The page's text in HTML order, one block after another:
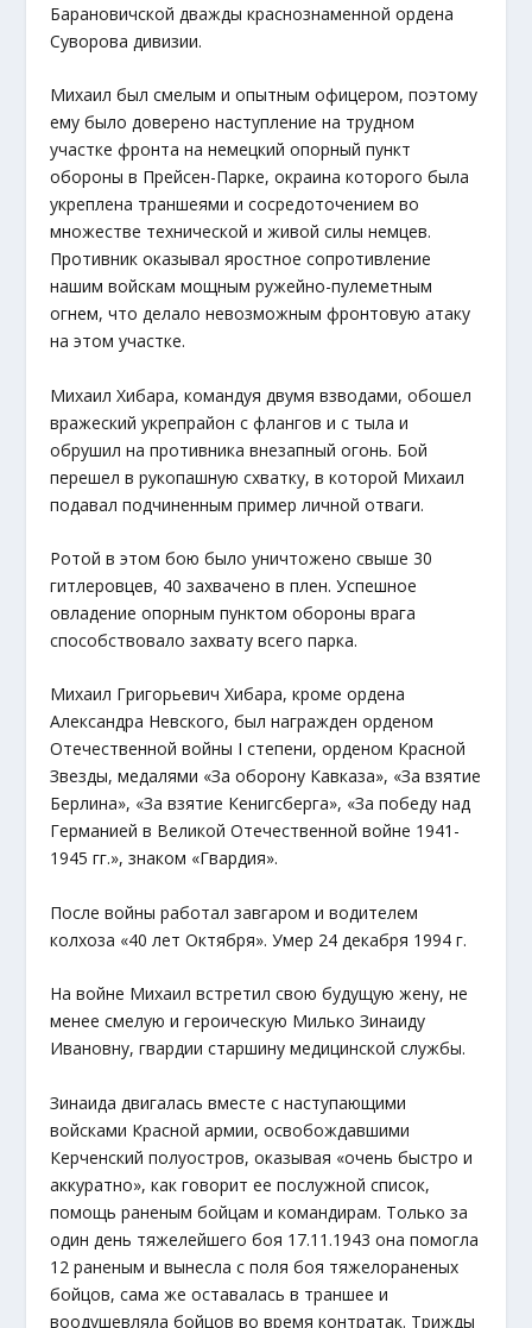
Барановичской дважды краснознаменной ордена
Суворова дивизии.
Михаил был смелым и опытным офицером, поэтому
ему было доверено наступление на трудном
участке фронта на немецкий опорный пункт
обороны в Прейсен-Парке, окраина которого была
укреплена траншеями и сосредоточением во
множестве технической и живой силы немцев.
Противник оказывал яростное сопротивление
нашим войскам мощным ружейно-пулеметным
огнем, что делало невозможным фронтовую атаку
на этом участке.
Михаил Хибара, командуя двумя взводами, обошел
вражеский укрепрайон с флангов и с тыла и
обрушил на противника внезапный огонь. Бой
перешел в рукопашную схватку, в которой Михаил
подавал подчиненным пример личной отваги.
Ротой в этом бою было уничтожено свыше 30
гитлеровцев, 40 захвачено в плен. Успешное
овладение опорным пунктом обороны врага
способствовало захвату всего парка.
Михаил Григорьевич Хибара, кроме ордена
Александра Невского, был награжден орденом
Отечественной войны I степени, орденом Красной
Звезды, медалями «За оборону Кавказа», «За взятие
Берлина», «За взятие Кенигсберга», «За победу над
Германией в Великой Отечественной войне 1941-
1945 гг.», знаком «Гвардия».
После войны работал завгаром и водителем
колхоза «40 лет Октября». Умер 24 декабря 1994 г.
На войне Михаил встретил свою будущую жену, не
менее смелую и героическую Милько Зинаиду
Ивановну, гвардии старшину медицинской службы.
Зинаида двигалась вместе с наступающими
войсками Красной армии, освобождавшими
Керченский полуостров, оказывая «очень быстро и
аккуратно», как говорит ее послужной список,
помощь раненым бойцам и командирам. Только за
один день тяжелейшего боя 17.11.1943 она помогла
12 раненым и вынесла с поля боя тяжелораненых
бойцов, сама же оставалась в траншее и
воодушевляла бойцов во время контратак. Трижды